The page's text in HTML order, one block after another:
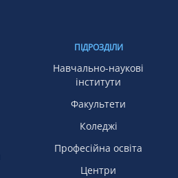
ПІДРОЗДІЛИ
Навчально-наукові
інститути
Факультети
Коледжі
Професійна освіта
Центри